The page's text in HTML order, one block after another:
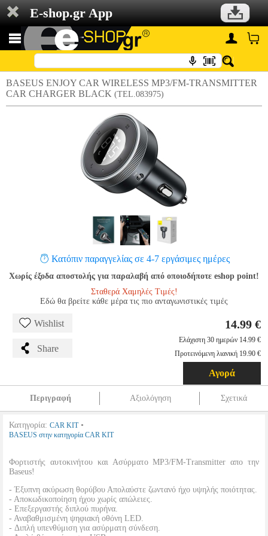
E-shop.gr App
BASEUS ENJOY CAR WIRELESS MP3/FM-TRANSMITTER
CAR CHARGER BLACK (TEL.083975)
Κατόπιν παραγγελίας σε 4-7 εργάσιμες ημέρες
Χωρίς έξοδα αποστολής για παραλαβή από οποιοδήποτε eshop point!
Σταθερά Χαμηλές Τιμές!
Εδώ θα βρείτε κάθε μέρα τις πιο ανταγωνιστικές τιμές
Wishlist
Share
14.99 €
Ελάχιστη 30 ημερών 14.99 €
Προτεινόμενη λιανική 19.90 €
Αγορά
Περιγραφή Αξιολόγηση Σχετικά
Κατηγορία: CAR KIT•
BASEUS στην κατηγορία CAR KIT
Φορτιστής αυτοκινήτου και Ασύρματο MP3/FM-Transmitter απο την
Baseus!
- Έξυπνη ακύρωση θορύβου Απολαύστε ζωντανό ήχο υψηλής ποιότητας.
- Αποκωδικοποίηση ήχου χωρίς απώλειες.
- Επεξεργαστής διπλού πυρήνα.
- Αναβαθμισμένη ψηφιακή οθόνη LED.
- Διπλή υπενθύμιση για ασύρματη σύνδεση.